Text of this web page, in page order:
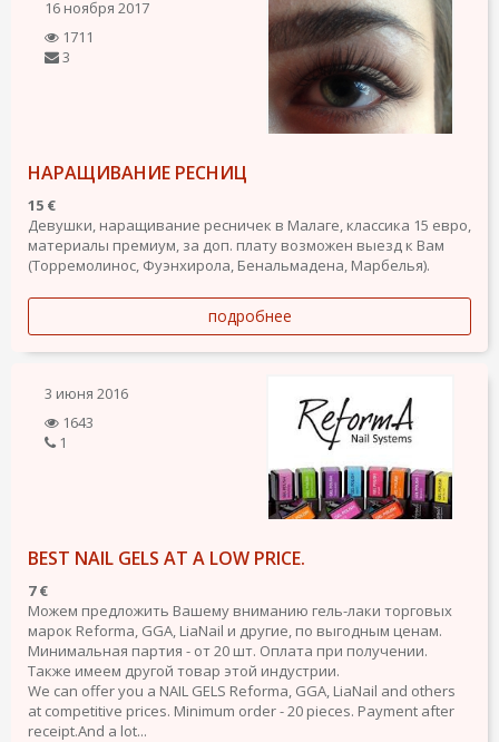
16 ноября 2017
1711
3
НАРАЩИВАНИЕ РЕСНИЦ
15 €
Девушки, наращивание ресничек в Малаге, классика 15 евро,
материалы премиум, за доп. плату возможен выезд к Вам
(Торремолинос, Фуэнхирола, Бенальмадена, Марбелья).
подробнее
3 июня 2016
1643
1
BEST NAIL GELS AT A LOW PRICE.
7 €
Можем предложить Вашему вниманию гель-лаки торговых
марок Reforma, GGA, LiaNail и другие, по выгодным ценам.
Минимальная партия - от 20 шт. Оплата при получении.
Также имеем другой товар этой индустрии.
We can offer you a NAIL GELS Reforma, GGA, LiaNail and others
at competitive prices. Minimum order - 20 pieces. Payment after
receipt.And a lot...